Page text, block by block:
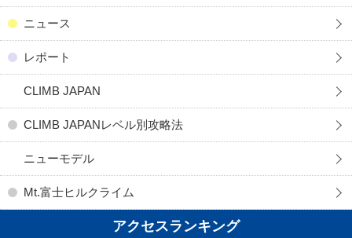
ニュース
レポート
CLIMB JAPAN
CLIMB JAPANレベル別攻略法
ニューモデル
Mt.富士ヒルクライム
アクセスランキング